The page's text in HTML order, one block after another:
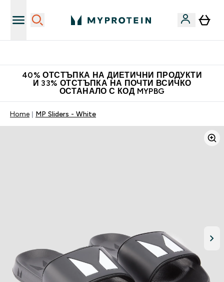
40% ОТСТЪПКА НА ДИЕТИЧНИ ПРОДУКТИ
И 33% ОТСТЪПКА НА ПОЧТИ ВСИЧКО
ОСТАНАЛО С КОД MYPBG
Home MP Sliders - White